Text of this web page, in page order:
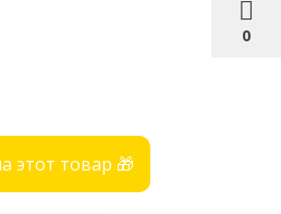
0
этот товар 🎁